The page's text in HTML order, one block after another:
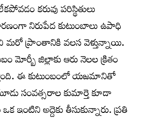
కరువు పరిస్థితులు
నిరుపేద కుటుంబాలు ఉపాధి
మరో ప్రాంతానికి వలస వెళ్తున్నాయి.
మోర్బీ జిల్లాకు ఆరు నెలల క్రితం
ఈ కుటుంబంలో యజమానితో
సంవత్సరాల కుమార్తె కూడా
ఇంటిని అద్దెకు తీసుకున్నారు. ప్రతి